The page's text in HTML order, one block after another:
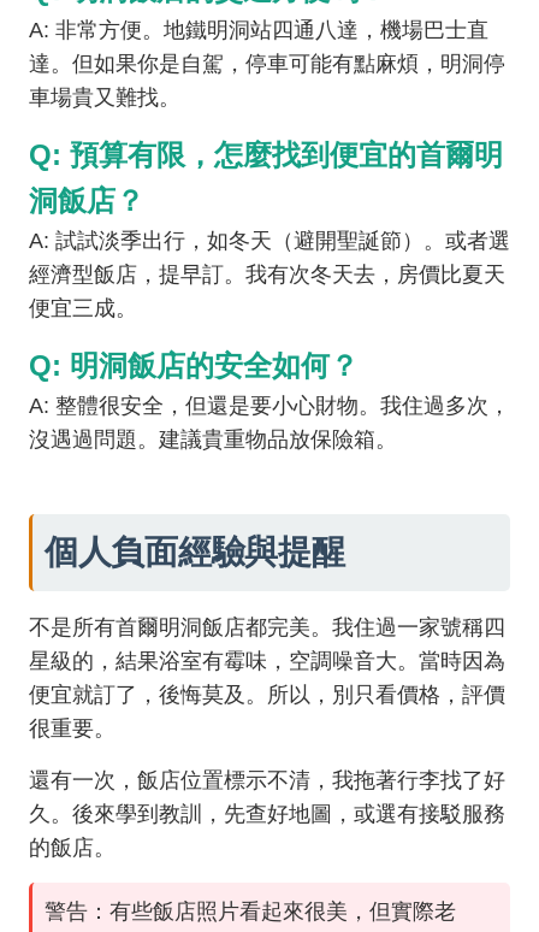
A: 非常方便。地鐵明洞站四通八達，機場巴士直
達。但如果你是自駕，停車可能有點麻煩，明洞停
車場貴又難找。
Q: 預算有限，怎麼找到便宜的首爾明
洞飯店？
A: 試試淡季出行，如冬天（避開聖誕節）。或者選
經濟型飯店，提早訂。我有次冬天去，房價比夏天
便宜三成。
Q: 明洞飯店的安全如何？
A: 整體很安全，但還是要小心財物。我住過多次，
沒遇過問題。建議貴重物品放保險箱。
個人負面經驗與提醒
不是所有首爾明洞飯店都完美。我住過一家號稱四
星級的，結果浴室有霉味，空調噪音大。當時因為
便宜就訂了，後悔莫及。所以，別只看價格，評價
很重要。
還有一次，飯店位置標示不清，我拖著行李找了好
久。後來學到教訓，先查好地圖，或選有接駁服務
的飯店。
警告：有些飯店照片看起來很美，但實際老